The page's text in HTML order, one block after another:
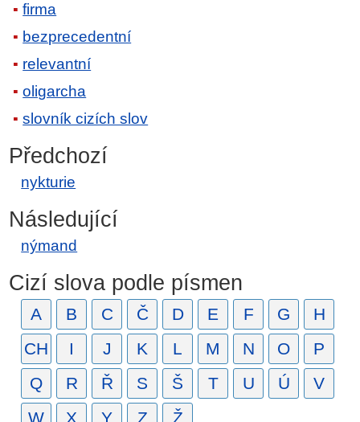
firma
bezprecedentní
relevantní
oligarcha
slovník cizích slov
Předchozí
nykturie
Následující
nýmand
Cizí slova podle písmen
A B C Č D E F G
H
CH
I J K L M N O
P
Q
R Ř S Š T U Ú
V
W
X Y Z Ž